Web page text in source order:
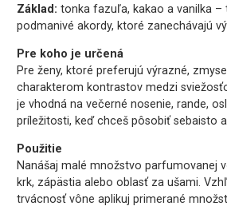
Základ: tonka fazuľa, kakao a vanilka –
podmanivé akordy, ktoré zanechávajú
Pre koho je určená
Pre ženy, ktoré preferujú výrazné,
charakterom kontrastov medzi
je vhodná na večerné nosenie, rande,
príležitosti, keď chceš pôsobiť sebaisto
Použitie
Nanášaj malé množstvo parfumovanej
krk, zápästia alebo oblasť za ušami.
trvácnosť vône aplikuj primerané